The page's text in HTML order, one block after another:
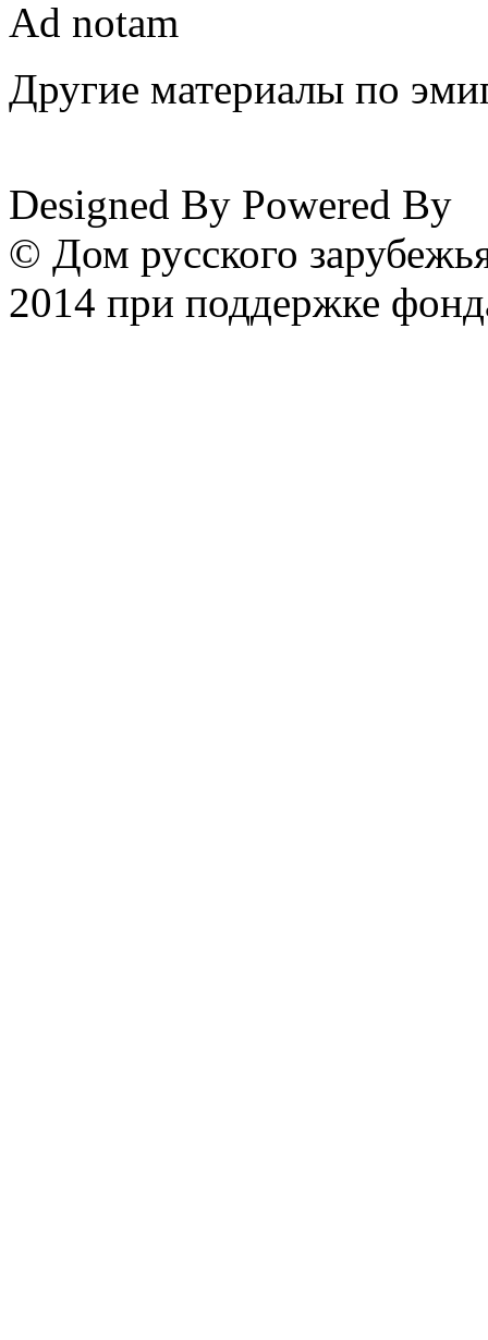
Ad notam
Другие материалы по
Designed By Powered By
© Дом русского
2014 при поддержке